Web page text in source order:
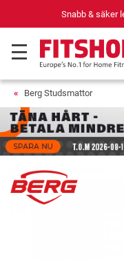
Din expert
Berg Studsmattor